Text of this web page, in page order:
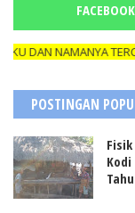
FACEBOOK
NAMANYA
POSTINGAN